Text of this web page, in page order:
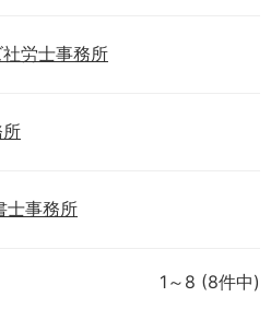
労士事務所
事務所
1～8 (8件中)